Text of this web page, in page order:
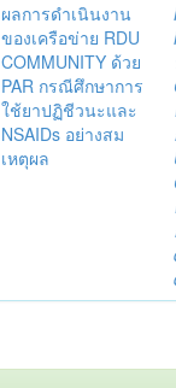
ผลการดำเนินงาน
ของเครือข่าย RDU
COMMUNITY ด้วย
PAR กรณีศึกษาการ
ใช้ยาปฏิชีวนะและ
NSAIDs อย่างสม
เหตุผล